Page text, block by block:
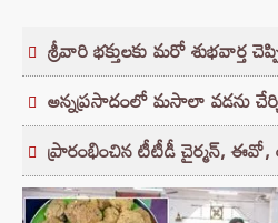
శ్రీవారి భక్తులకు మరో శుభవార్త
అన్నప్రసాదంలో మసాలా వడను
ప్రారంభించిన టీటీడీ చైర్మన్,